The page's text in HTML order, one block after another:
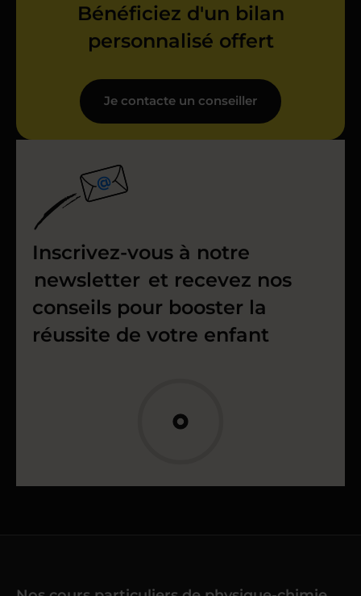
Bénéficiez d'un bilan
personnalisé offert
Je contacte un conseiller
Inscrivez-vous à notre
newsletter et recevez nos
conseils pour booster la
réussite de votre enfant